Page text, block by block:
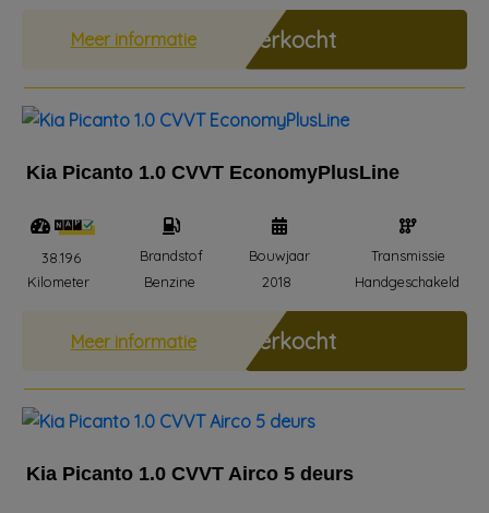
Meer informatie Verkocht
Kia Picanto 1.0 CVVT EconomyPlusLine
38.196
Kilometer
Brandstof
Benzine
Bouwjaar
2018
Transmissie
Handgeschakeld
Meer informatie Verkocht
Kia Picanto 1.0 CVVT Airco 5 deurs